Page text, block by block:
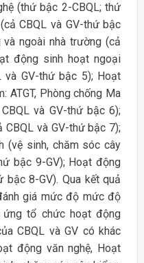
(thứ bậc 2-CBQL; thứ
CBQL và GV-thứ bậc
ngoài nhà trường (cả
động sinh hoạt ngoại
và GV-thứ bậc 5); Hoạt
ATGT, Phòng chống Ma
và GV-thứ bậc 6);
và GV-thứ bậc 7);
(vệ sinh, chăm sóc cây
bậc 9-GV); Hoạt động
bậc 8-GV). Qua kết quả
giá mức độ mức độ
tổ chức hoạt động
CBQL và GV có khác
động văn nghệ, Hoạt